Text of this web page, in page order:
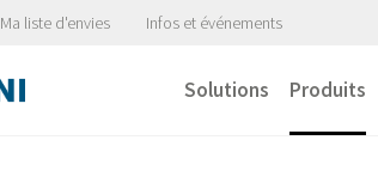
Ma liste d'envies Infos et événements
Solutions Produits